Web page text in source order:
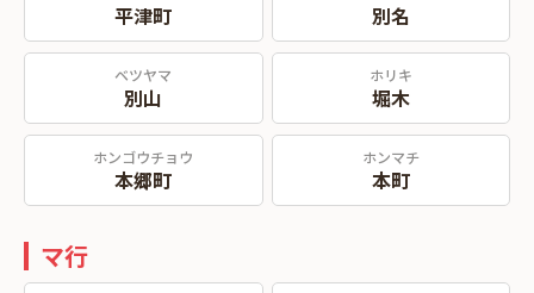
平津町 別名
ベツヤマ
別山
ホリキ
堀木
ホンゴウチョウ
本郷町
ホンマチ
本町
マ行